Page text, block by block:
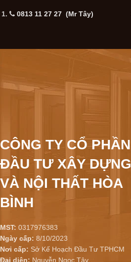
1. 0813 11 27 27 (Mr Tây)
CÔNG TY CỔ PHẦN
ĐẦU TƯ XÂY DỰNG
VÀ NỘI THẤT HÒA
BÌNH
MST: 0317976383
Ngày cấp: 8/10/2023
Nơi cấp: Sở Kế Hoạch Đầu Tư TPHCM
Đại diện: Nguyễn Ngọc Tây